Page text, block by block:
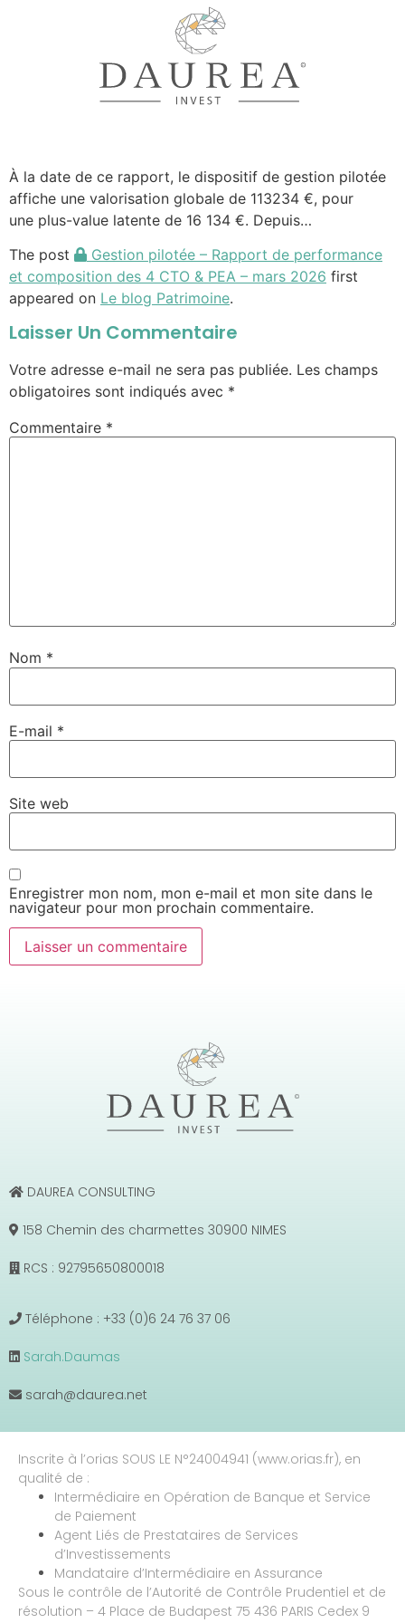
À la date de ce rapport, le dispositif de gestion pilotée
affiche une valorisation globale de 113234 €, pour
une plus-value latente de 16 134 €. Depuis…
The post
Gestion pilotée – Rapport de performance
et composition des 4 CTO & PEA – mars 2026 first
appeared on Le blog Patrimoine.
Laisser Un Commentaire
Votre adresse e-mail ne sera pas publiée. Les champs
obligatoires sont indiqués avec *
Commentaire *
Nom *
E-mail *
Site web
Enregistrer mon nom, mon e-mail et mon site dans le
navigateur pour mon prochain commentaire.
DAUREA CONSULTING
158 Chemin des charmettes 30900 NIMES
RCS : 92795650800018
Téléphone : +33 (0)6 24 76 37 06
Sarah.Daumas
sarah@daurea.net
Inscrite à l’orias SOUS LE N°24004941 (www.orias.fr), en
qualité de :
Intermédiaire en Opération de Banque et Service
de Paiement
Agent Liés de Prestataires de Services
d’Investissements
Mandataire d’Intermédiaire en Assurance
Sous le contrôle de l’Autorité de Contrôle Prudentiel et de
résolution – 4 Place de Budapest 75 436 PARIS Cedex 9